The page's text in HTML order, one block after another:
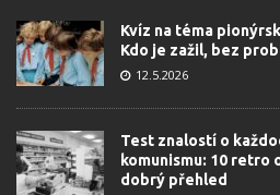
Kvíz na téma
Kdo je zažil, bez
12.5.2026
Test znalostí o
komunismu: 10 retro
dobrý přehled